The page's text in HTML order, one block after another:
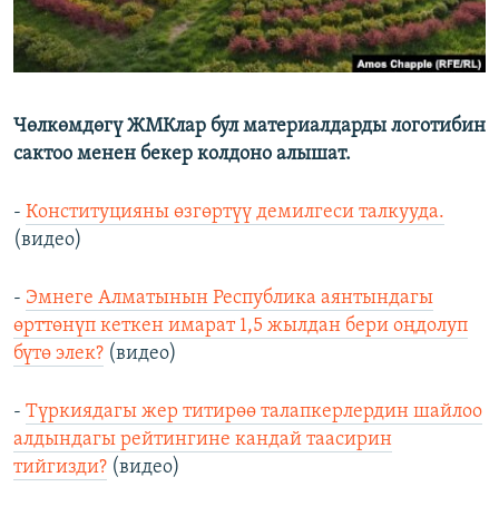
Чөлкөмдөгү ЖМКлар бул материалдарды логотибин
сактоо менен бекер колдоно алышат.
- Конституцияны өзгөртүү демилгеси талкууда.
(видео)
- Эмнеге Алматынын Республика аянтындагы
өрттөнүп кеткен имарат 1,5 жылдан бери оңдолуп
бүтө элек? (видео)
- Түркиядагы жер титирөө талапкерлердин шайлоо
алдындагы рейтингине кандай таасирин
тийгизди? (видео)